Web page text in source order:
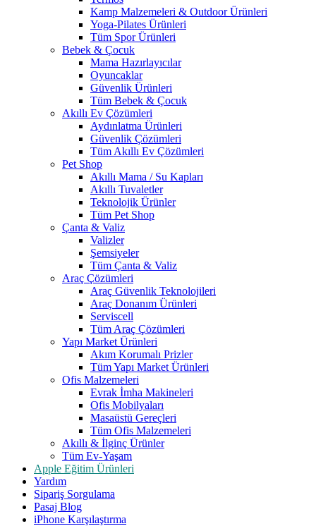
Kamp Malzemeleri & Outdoor Ürünleri
Yoga-Pilates Ürünleri
Tüm Spor Ürünleri
Bebek & Çocuk
Mama Hazırlayıcılar
Oyuncaklar
Güvenlik Ürünleri
Tüm Bebek & Çocuk
Akıllı Ev Çözümleri
Aydınlatma Ürünleri
Güvenlik Çözümleri
Tüm Akıllı Ev Çözümleri
Pet Shop
Akıllı Mama / Su Kapları
Akıllı Tuvaletler
Teknolojik Ürünler
Tüm Pet Shop
Çanta & Valiz
Valizler
Şemsiyeler
Tüm Çanta & Valiz
Araç Çözümleri
Araç Güvenlik Teknolojileri
Araç Donanım Ürünleri
Serviscell
Tüm Araç Çözümleri
Yapı Market Ürünleri
Akım Korumalı Prizler
Tüm Yapı Market Ürünleri
Ofis Malzemeleri
Evrak İmha Makineleri
Ofis Mobilyaları
Masaüstü Gereçleri
Tüm Ofis Malzemeleri
Akıllı & İlginç Ürünler
Tüm Ev-Yaşam
Apple Eğitim Ürünleri
Yardım
Sipariş Sorgulama
Pasaj Blog
iPhone Karşılaştırma